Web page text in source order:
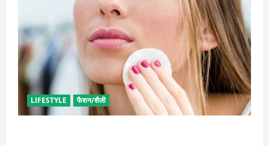
LIFESTYLE फैशन/शैली